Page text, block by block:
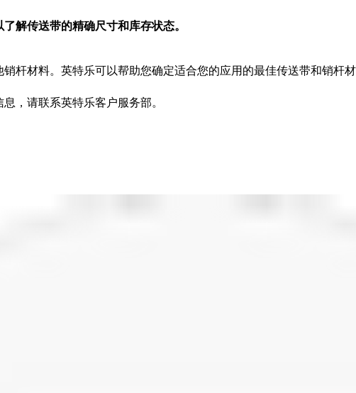
解传送带的精确尺寸和库存状态。
杆材料。英特乐可以帮助您确定适合您的应用的最佳传送带和销杆
，请联系英特乐客户服务部。